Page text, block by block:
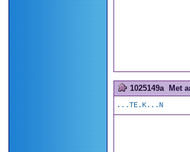
1025149a Met
...TE.K...N